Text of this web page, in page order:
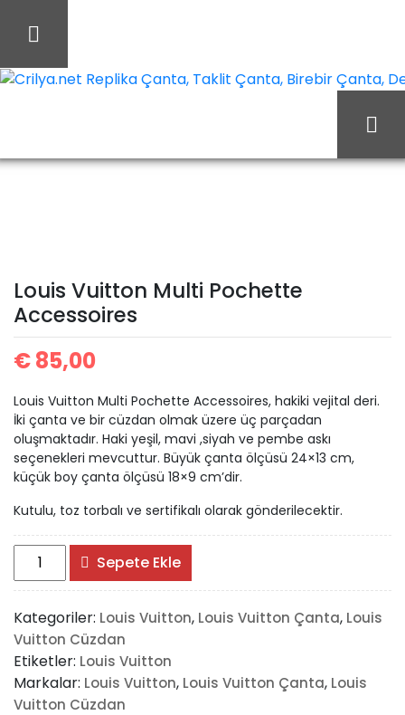
Louis Vuitton Cüzdan
Pochette Accessoires
Louis Vuitton Multi Pochette
Accessoires
€85,00
Louis Vuitton Multi Pochette Accessoires, hakiki vejital deri.
İki çanta ve bir cüzdan olmak üzere üç parçadan
oluşmaktadır. Haki yeşil, mavi ,siyah ve pembe askı
seçenekleri mevcuttur. Büyük çanta ölçüsü 24×13 cm,
küçük boy çanta ölçüsü 18×9 cm’dir.
Kutulu, toz torbalı ve sertifikalı olarak gönderilecektir.
Louis
Vuitton
Multi
Pochette
Accessoires
adet
Sepete Ekle
Kategoriler: Louis Vuitton, Louis Vuitton Çanta, Louis
Vuitton Cüzdan
Etiketler: Louis Vuitton
Markalar: Louis Vuitton, Louis Vuitton Çanta, Louis
Vuitton Cüzdan